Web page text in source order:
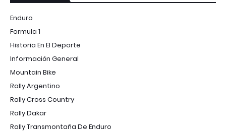
Enduro
Formula 1
Historia En El Deporte
Información General
Mountain Bike
Rally Argentino
Rally Cross Country
Rally Dakar
Rally Transmontaña De Enduro